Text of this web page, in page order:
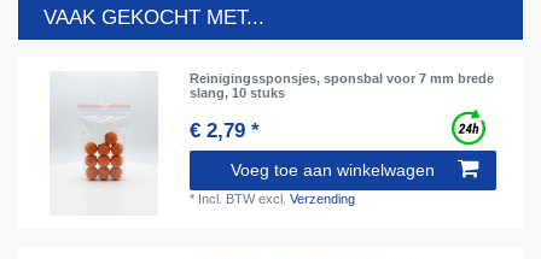
VAAK GEKOCHT MET...
Reinigingssponsjes, sponsbal voor 7 mm brede
slang, 10 stuks
€ 2,79 *
Voeg toe aan winkelwagen
* Incl. BTWexcl.Verzending